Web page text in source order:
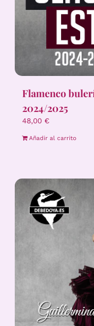
Flamenco
2024/2025
48,00 €
Añadir al carrito